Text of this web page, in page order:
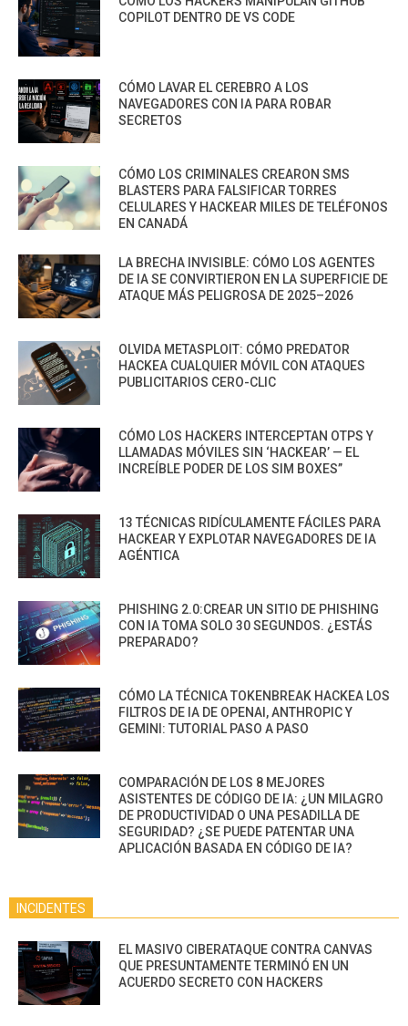
COPILOT DENTRO DE VS CODE
CÓMO LAVAR EL CEREBRO A LOS
NAVEGADORES CON IA PARA ROBAR
SECRETOS
CÓMO LOS CRIMINALES CREARON SMS
BLASTERS PARA FALSIFICAR TORRES
CELULARES Y HACKEAR MILES DE TELÉFONOS
EN CANADÁ
LA BRECHA INVISIBLE: CÓMO LOS AGENTES
DE IA SE CONVIRTIERON EN LA SUPERFICIE DE
ATAQUE MÁS PELIGROSA DE 2025–2026
OLVIDA METASPLOIT: CÓMO PREDATOR
HACKEA CUALQUIER MÓVIL CON ATAQUES
PUBLICITARIOS CERO-CLIC
CÓMO LOS HACKERS INTERCEPTAN OTPS Y
LLAMADAS MÓVILES SIN ‘HACKEAR’ — EL
INCREÍBLE PODER DE LOS SIM BOXES”
13 TÉCNICAS RIDÍCULAMENTE FÁCILES PARA
HACKEAR Y EXPLOTAR NAVEGADORES DE IA
AGÉNTICA
PHISHING 2.0:CREAR UN SITIO DE PHISHING
CON IA TOMA SOLO 30 SEGUNDOS. ¿ESTÁS
PREPARADO?
CÓMO LA TÉCNICA TOKENBREAK HACKEA LOS
FILTROS DE IA DE OPENAI, ANTHROPIC Y
GEMINI: TUTORIAL PASO A PASO
COMPARACIÓN DE LOS 8 MEJORES
ASISTENTES DE CÓDIGO DE IA: ¿UN MILAGRO
DE PRODUCTIVIDAD O UNA PESADILLA DE
SEGURIDAD? ¿SE PUEDE PATENTAR UNA
APLICACIÓN BASADA EN CÓDIGO DE IA?
INCIDENTES
EL MASIVO CIBERATAQUE CONTRA CANVAS
QUE PRESUNTAMENTE TERMINÓ EN UN
ACUERDO SECRETO CON HACKERS